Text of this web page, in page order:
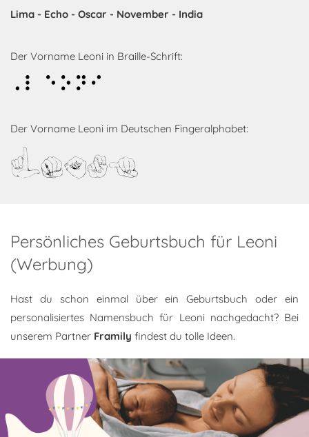
Lima - Echo - Oscar - November - India
Der Vorname Leoni in Braille-Schrift:
Leoni
Der Vorname Leoni im Deutschen Fingeralphabet:
Leoni
Persönliches Geburtsbuch für Leoni
(Werbung)
Hast du schon einmal über ein Geburtsbuch oder ein
personalisiertes Namensbuch für Leoni nachgedacht? Bei
unserem Partner Framily findest du tolle Ideen.